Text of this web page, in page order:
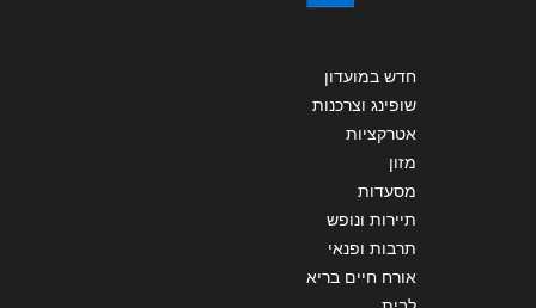
חדש במועדון
שופינג וצרכנות
אטרקציות
מזון
מסעדות
תיירות ונופש
תרבות ופנאי
אורח חיים בריא